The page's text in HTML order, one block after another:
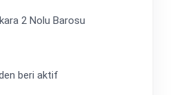
2 Nolu Barosu
beri aktif